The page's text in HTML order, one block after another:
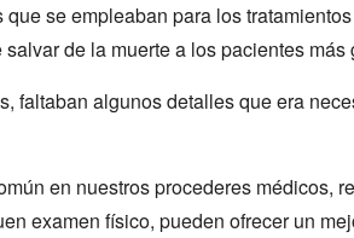
se empleaban para los
de la muerte a los pacientes más
faltaban algunos detalles que era
en nuestros procederes médicos,
examen físico, pueden ofrecer un